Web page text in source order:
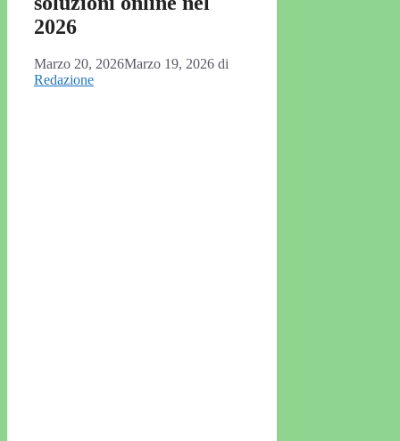
2026
Marzo 20, 2026Marzo 19, 2026 di
Redazione